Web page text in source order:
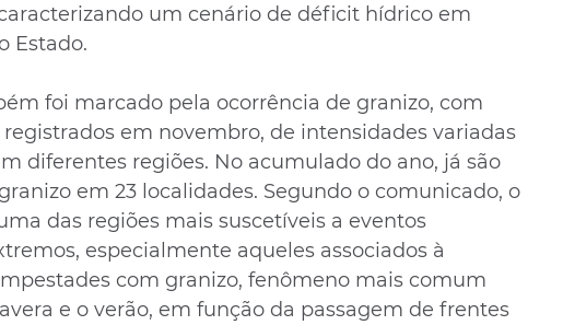
um cenário de déficit hídrico em
Estado.
foi marcado pela ocorrência de granizo, com
em novembro, de intensidades variadas
diferentes regiões. No acumulado do ano, já são
em 23 localidades. Segundo o comunicado, o
das regiões mais suscetíveis a eventos
especialmente aqueles associados à
com granizo, fenômeno mais comum
e o verão, em função da passagem de frentes